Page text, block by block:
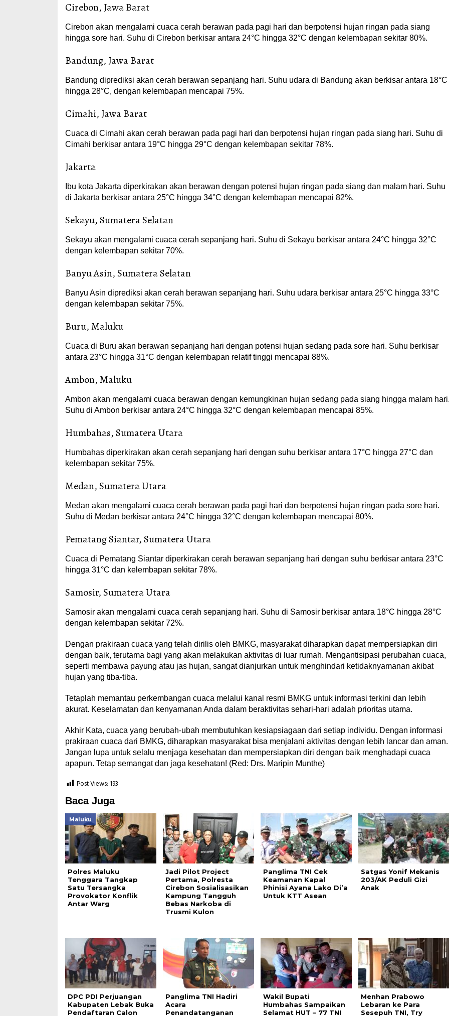
Cirebon, Jawa Barat
Cirebon akan mengalami cuaca cerah berawan pada pagi hari dan berpotensi hujan ringan pada siang
hingga sore hari. Suhu di Cirebon berkisar antara 24°C hingga 32°C dengan kelembapan sekitar 80%.
Bandung, Jawa Barat
Bandung diprediksi akan cerah berawan sepanjang hari. Suhu udara di Bandung akan berkisar antara 18°C
hingga 28°C, dengan kelembapan mencapai 75%.
Cimahi, Jawa Barat
Cuaca di Cimahi akan cerah berawan pada pagi hari dan berpotensi hujan ringan pada siang hari. Suhu di
Cimahi berkisar antara 19°C hingga 29°C dengan kelembapan sekitar 78%.
Jakarta
Ibu kota Jakarta diperkirakan akan berawan dengan potensi hujan ringan pada siang dan malam hari. Suhu
di Jakarta berkisar antara 25°C hingga 34°C dengan kelembapan mencapai 82%.
Sekayu, Sumatera Selatan
Sekayu akan mengalami cuaca cerah sepanjang hari. Suhu di Sekayu berkisar antara 24°C hingga 32°C
dengan kelembapan sekitar 70%.
Banyu Asin, Sumatera Selatan
Banyu Asin diprediksi akan cerah berawan sepanjang hari. Suhu udara berkisar antara 25°C hingga 33°C
dengan kelembapan sekitar 75%.
Buru, Maluku
Cuaca di Buru akan berawan sepanjang hari dengan potensi hujan sedang pada sore hari. Suhu berkisar
antara 23°C hingga 31°C dengan kelembapan relatif tinggi mencapai 88%.
Ambon, Maluku
Ambon akan mengalami cuaca berawan dengan kemungkinan hujan sedang pada siang hingga malam
Suhu di Ambon berkisar antara 24°C hingga 32°C dengan kelembapan mencapai 85%.
Humbahas, Sumatera Utara
Humbahas diperkirakan akan cerah sepanjang hari dengan suhu berkisar antara 17°C hingga 27°C dan
kelembapan sekitar 75%.
Medan, Sumatera Utara
Medan akan mengalami cuaca cerah berawan pada pagi hari dan berpotensi hujan ringan pada sore hari.
Suhu di Medan berkisar antara 24°C hingga 32°C dengan kelembapan mencapai 80%.
Pematang Siantar, Sumatera Utara
Cuaca di Pematang Siantar diperkirakan cerah berawan sepanjang hari dengan suhu berkisar antara 23°C
hingga 31°C dan kelembapan sekitar 78%.
Samosir, Sumatera Utara
Samosir akan mengalami cuaca cerah sepanjang hari. Suhu di Samosir berkisar antara 18°C hingga 28°C
dengan kelembapan sekitar 72%.
Dengan prakiraan cuaca yang telah dirilis oleh BMKG, masyarakat diharapkan dapat mempersiapkan diri
dengan baik, terutama bagi yang akan melakukan aktivitas di luar rumah. Mengantisipasi perubahan cuaca,
seperti membawa payung atau jas hujan, sangat dianjurkan untuk menghindari ketidaknyamanan akibat
hujan yang tiba-tiba.
Tetaplah memantau perkembangan cuaca melalui kanal resmi BMKG untuk informasi terkini dan lebih
akurat. Keselamatan dan kenyamanan Anda dalam beraktivitas sehari-hari adalah prioritas utama.
Akhir Kata, cuaca yang berubah-ubah membutuhkan kesiapsiagaan dari setiap individu. Dengan informasi
prakiraan cuaca dari BMKG, diharapkan masyarakat bisa menjalani aktivitas dengan lebih lancar dan aman.
Jangan lupa untuk selalu menjaga kesehatan dan mempersiapkan diri dengan baik menghadapi cuaca
apapun. Tetap semangat dan jaga kesehatan! (Red: Drs. Maripin Munthe)
Post Views: 193
Baca Juga
Maluku
Polres Maluku
Tenggara Tangkap
Satu Tersangka
Provokator Konflik
Antar Warg
Jadi Pilot Project
Pertama, Polresta
Cirebon Sosialisasikan
Kampung Tangguh
Bebas Narkoba di
Trusmi Kulon
Panglima TNI Cek
Keamanan Kapal
Phinisi Ayana Lako Di’a
Untuk KTT Asean
Satgas Yonif Mekanis
203/AK Peduli Gizi
Anak
DPC PDI Perjuangan
Kabupaten Lebak Buka
Pendaftaran Calon
Panglima TNI Hadiri
Acara
Penandatanganan
Wakil Bupati
Humbahas Sampaikan
Selamat HUT – 77 TNI
Menhan Prabowo
Lebaran ke Para
Sesepuh TNI, Try